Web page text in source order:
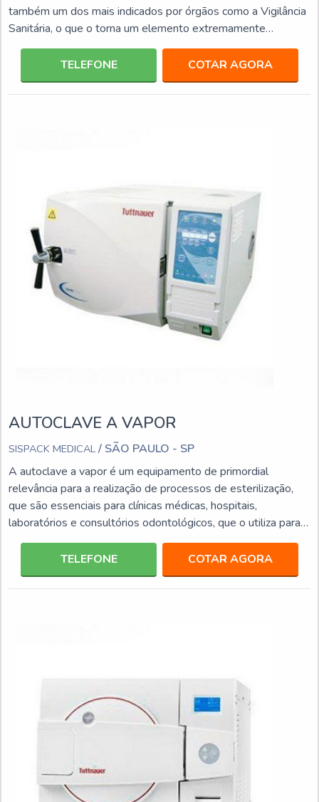
também um dos mais indicados por órgãos como a Vigilância
Sanitária, o que o torna um elemento extremamente
confiável para ter um local longe do perigo de infecções.
Além disso, a autoclave é um equipamento que alia diversas
vantagens, que o torna uma aquisição segura, entre elas:
Possui custo acessível; É compatível com diversos tipos de
TELEFONE COTAR AGORA
AUTOCLAVE A VAPOR
SISPACK MEDICAL / SÃO PAULO - SP
A autoclave a vapor é um equipamento de primordial
relevância para a realização de processos de esterilização,
que são essenciais para clínicas médicas, hospitais,
laboratórios e consultórios odontológicos, que o utiliza para
eliminação de bactérias de diversos produtos, entre eles:
Instrumentos; Acessórios; Placas; Tubos de cultura.Este tipo
de equipamento por ter uma elevada capacidade de
performance e eficiência, traz mais agilidade aos
TELEFONE COTAR AGORA